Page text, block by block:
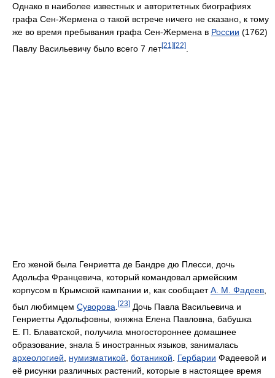
Однако в наиболее известных и авторитетных биографиях
графа Сен-Жермена о такой встрече ничего не сказано, к тому
же во время пребывания графа Сен-Жермена в России (1762)
Павлу Васильевичу было всего 7 лет[21][22]
Его женой была Генриетта де Бандре дю Плесси, дочь
Адольфа Францевича, который командовал армейским
корпусом в Крымской кампании и, как сообщаетА. М. Фадеев
был любимцем Суворова [23] Дочь Павла Васильевича и
Генриетты Адольфовны, княжна Елена Павловна, бабушка
Е. П. Блаватской, получила многостороннее домашнее
образование, знала 5 иностранных языков, занималась
археологией, нумизматикой, ботаникой. Гербарии Фадеевой и
её рисунки различных растений, которые в настоящее время